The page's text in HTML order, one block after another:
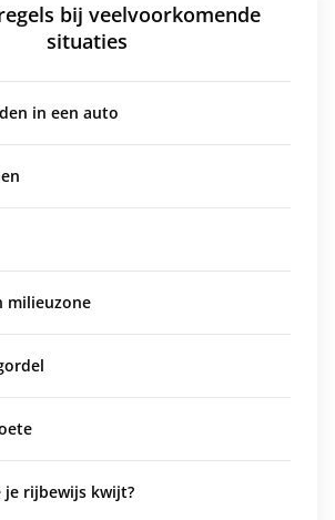
bij veelvoorkomende
situaties
in een auto
milieuzone
je rijbewijs kwijt?